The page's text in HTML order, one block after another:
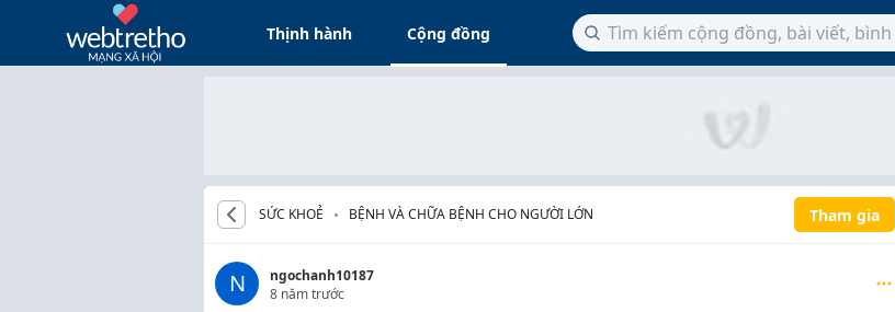
Thịnh hành Cộng đồng
SỨC KHOẺ BỆNH VÀ CHỮA BỆNH CHO NGƯỜI LỚN Tham gia
N
ngochanh10187
8 năm trước